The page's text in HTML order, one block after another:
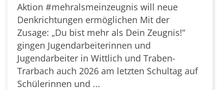
Aktion #mehralsmeinzeugnis will neue
Denkrichtungen ermöglichen Mit der
Zusage: „Du bist mehr als Dein Zeugnis!“
gingen Jugendarbeiterinnen und
Jugendarbeiter in Wittlich und Traben-
Trarbach auch 2026 am letzten Schultag auf
Schülerinnen und ...